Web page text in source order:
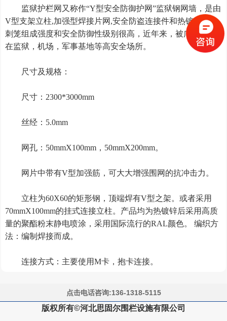
监狱护栏网又称作“Y型安全防御护网”监狱钢网墙，是由
V型支架立柱,加强型焊接片网,安全防盗连接件和热镀锌刀片
刺笼组成强度和安全防御性级别很高，近年来，被广泛应用
在监狱，机场，军事基地等高安全场所。
尺寸及规格：
尺寸： 2300*3000mm
丝经： 5.0mm
网孔： 50mmX100mm，50mmX200mm。
网片中带有V型加强筋，可大大增强围网的抗冲击力。
立柱为60X60的矩形钢，顶端焊有V型之架。或者采用
70mmX100mm的挂式连接立柱。产品均为热镀锌后采用高质
量的聚酯粉末静电喷涂，采用国际流行的RAL颜色。 编织方
法：编制焊接而成。
连接方式：主要使用M卡，抱卡连接。
点击电话咨询:136-1318-5115
版权所有©河北思固尔围栏设施有限公司